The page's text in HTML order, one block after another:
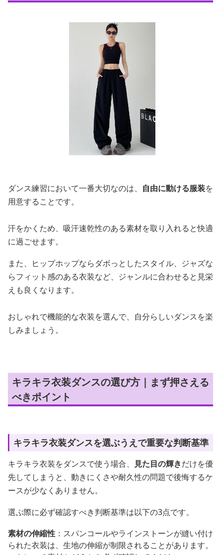
ダンス練習において一番大切なのは、 自由に動ける服装を
用意することです。
汗をかくため、吸汗速乾性のある素材を取り入れると快適
に過ごせます。
また、ヒップホップならダボっとしたスタイル、ジャズな
らフィット感のある衣装など、ジャンルに合わせると見栄
えも良くなります。
おしゃれで機能的な衣装を選んで、自分らしいダンスを楽
しみましょう。
キラキラ衣装ダンスの選び方｜まず押さえる
べきポイント
キラキラ衣装ダンスを選ぶうえで重要な判断基準
キラキラ衣装をダンスで使う場合、 見た目の輝きだけを優
先してしまうと、動きにくさや耐久性の問題で後悔するケ
ースが少なくありません。
選ぶ際に必ず確認すべき判断基準は以下の3点です。
素材の伸縮性 ：スパンコールやラインストーンが縫い付け
られた衣装は、生地の伸縮が制限されることがあります。